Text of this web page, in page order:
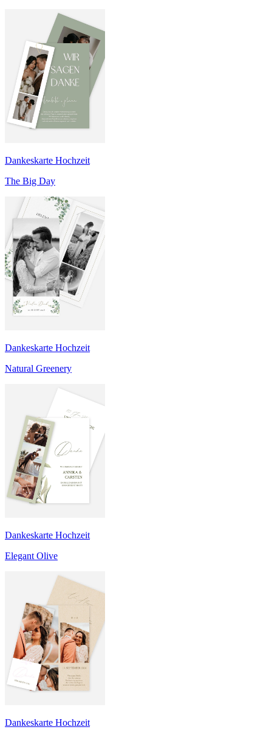
Dankeskarte Hochzeit
The Big Day
Dankeskarte Hochzeit
Natural Greenery
Dankeskarte Hochzeit
Elegant Olive
Dankeskarte Hochzeit